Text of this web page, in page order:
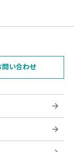
問い合わせ